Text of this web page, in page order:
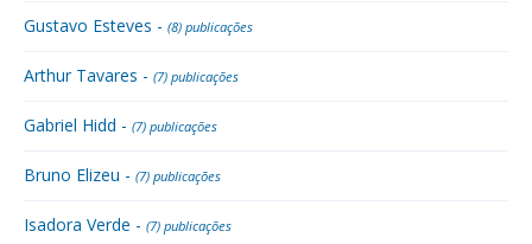
Gustavo Esteves - (8) publicações
Arthur Tavares - (7) publicações
Gabriel Hidd - (7) publicações
Bruno Elizeu - (7) publicações
Isadora Verde - (7) publicações